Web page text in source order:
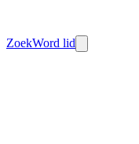
ZoekWord lid